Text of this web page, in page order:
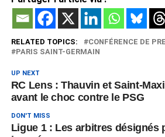
RELATED TOPICS:
CONFÉRENCE DE
PARIS SAINT-GERMAIN
UP NEXT
RC Lens : Thauvin et Saint-
avant le choc contre le PSG
DON'T MISS
Ligue 1 : Les arbitres désignés